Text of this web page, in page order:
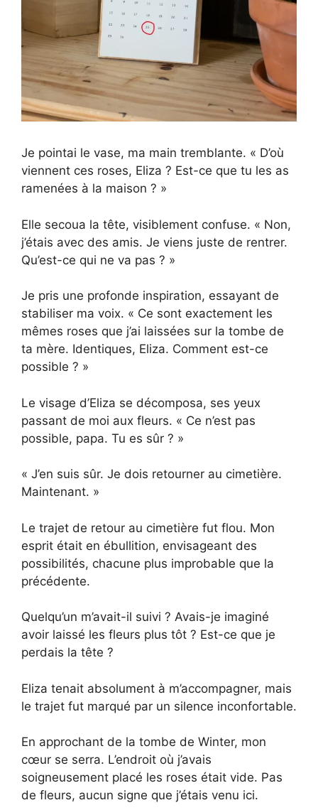
Je pointai le vase, ma main tremblante. « D’où
viennent ces roses, Eliza ? Est-ce que tu les as
ramenées à la maison ? »
Elle secoua la tête, visiblement confuse. « Non,
j’étais avec des amis. Je viens juste de rentrer.
Qu’est-ce qui ne va pas ? »
Je pris une profonde inspiration, essayant de
stabiliser ma voix. « Ce sont exactement les
mêmes roses que j’ai laissées sur la tombe de
ta mère. Identiques, Eliza. Comment est-ce
possible ? »
Le visage d’Eliza se décomposa, ses yeux
passant de moi aux fleurs. « Ce n’est pas
possible, papa. Tu es sûr ? »
« J’en suis sûr. Je dois retourner au cimetière.
Maintenant. »
Le trajet de retour au cimetière fut flou. Mon
esprit était en ébullition, envisageant des
possibilités, chacune plus improbable que la
précédente.
Quelqu’un m’avait-il suivi ? Avais-je imaginé
avoir laissé les fleurs plus tôt ? Est-ce que je
perdais la tête ?
Eliza tenait absolument à m’accompagner, mais
le trajet fut marqué par un silence inconfortable.
En approchant de la tombe de Winter, mon
cœur se serra. L’endroit où j’avais
soigneusement placé les roses était vide. Pas
de fleurs, aucun signe que j’étais venu ici.